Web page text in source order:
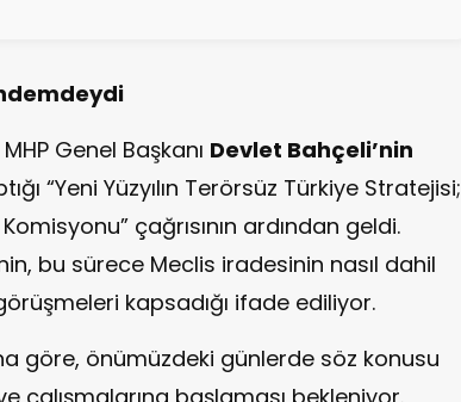
Genel Başkanı Devlet Bahçeli’nin
“Yeni Yüzyılın Terörsüz Türkiye Stratejisi;
çağrısının ardından geldi.
bu sürece Meclis iradesinin nasıl dahil
kapsadığı ifade ediliyor.
göre, önümüzdeki günlerde söz konusu